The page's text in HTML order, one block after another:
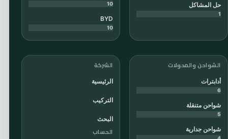
حل المشاكل
1
10
BYD
10
الشواحن والمحولات
أدابترات
6
شواحن متنقلة
5
شواحن جدارية
الشركة
الرئيسية
التركيب
البحث
الحساب